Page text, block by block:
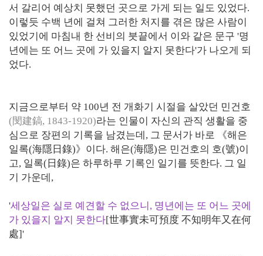
서 갈리어 예상치 못했던 곳으로 가게 되는 일도 있었다.
이렇듯 수백 년에 걸쳐 그러한 처지를 겪은 많은 사람이
있었기에 마침내 한 선비의 붓끝에서 이와 같은 문구 '명
년에는 또 어느 곳에 가 있을지 알지 못한다'가 나오게 되
었다.
지금으로부터 약 100년 전 개화기 시절을 살았던 민건호
(閔建鎬, 1843-1920)라는 인물이 자신의 관직 생활을 중
심으로 장편의 기록을 남겼는데, 그 문서가 바로 《해은
일록(海隱日錄)》이다. 해은(海隱)은 민건호의 호(號)이
고, 일록(日錄)은 하루하루 기록인 일기를 뜻한다. 그 일
기 가운데,
'세상일은 실로 예견할 수 없으니, 명년에는 또 어느 곳에
가 있을지 알지 못한다[世事實未可預度 不知明年又在何
處]'